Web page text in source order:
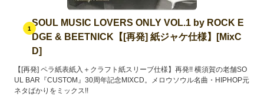
1
SOUL MUSIC LOVERS ONLY VOL.1 by ROCK E
DGE & BEETNICK【[再発] 紙ジャケ仕様】[MixC
D]
【[再発] ペラ紙表紙入＋クラフト紙スリーブ仕様】再発!! 横須賀の老舗SO
UL BAR『CUSTOM』30周年記念MIXCD。メロウソウル名曲・HIPHOP元
ネタばかりをミックス!!